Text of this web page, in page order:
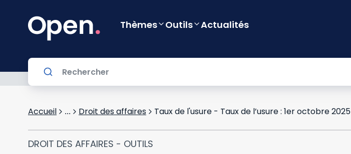
Thèmes Outils Actualités
Accueil ... Droit des affaires Taux de l'usure - Taux de l’usure : 1er octobre 2025
DROIT DES AFFAIRES - OUTILS